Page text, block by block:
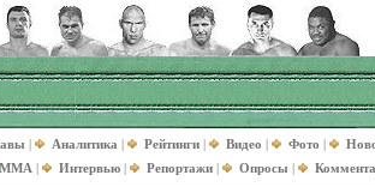
| Аналитика | Рейтинги | Видео | Фото |
MMA | Интервью | Репортажи | Опросы |